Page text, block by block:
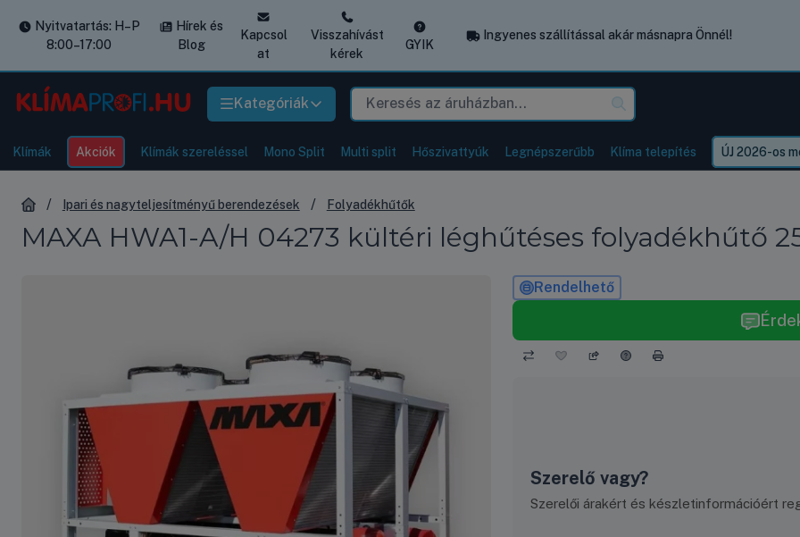
Kategóriák
Nyitvatartás: H–P
8:00–17:00
Hírek és
Blog
Kapcsol
at
Visszahívást
kérek
GYIK
Ingyenes szállítással akár másnapra Önnél!
Klímák Akciók Klímák szereléssel Mono Split Multi split Hőszivattyúk Legnépszerűbb Klíma telepítés ÚJ 2026-os
Ipari és nagyteljesítményű berendezések Folyadékhűtők
MAXA HWA1-A/H 04273 kültéri léghűtéses folyadékhűtő
Rendelhető
Szerelő vagy?
Szerelői árakért és készletinformációért